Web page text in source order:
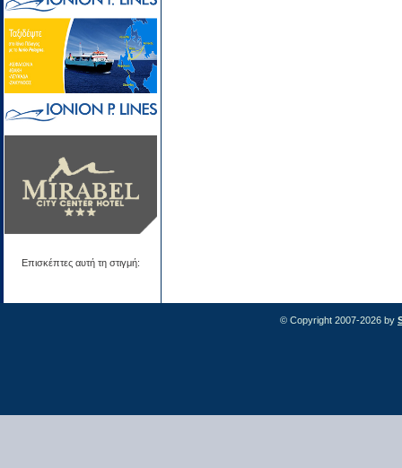
Επισκέπτες αυτή τη στιγμή:
© Copyright 2007-2026 by